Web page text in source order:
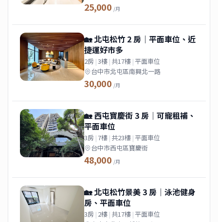
25,000 /月
🏡 北屯松竹 2 房｜平面車位、近
捷運好市多
2房 |3樓 | 共17樓 |平面車位
台中市北屯區南興北一路
30,000 /月
🏡 西屯寶慶街 3 房｜可寵租補、
平面車位
3房 | 7樓 | 共23樓 |平面車位
台中市西屯區寶慶街
48,000 /月
🏡 北屯松竹景美 3 房｜泳池健身
房、平面車位
3房 | 2樓 | 共17樓 |平面車位